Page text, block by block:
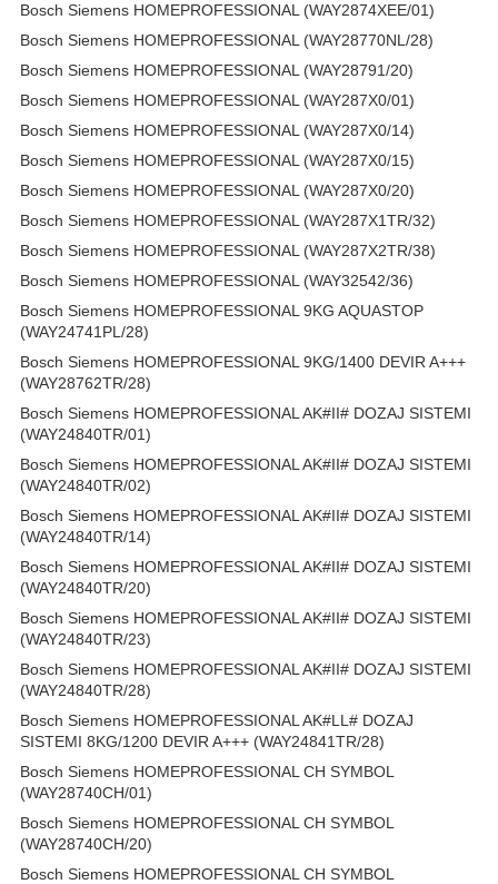
Bosch Siemens HOMEPROFESSIONAL (WAY2874XEE/01)
Bosch Siemens HOMEPROFESSIONAL (WAY28770NL/28)
Bosch Siemens HOMEPROFESSIONAL (WAY28791/20)
Bosch Siemens HOMEPROFESSIONAL (WAY287X0/01)
Bosch Siemens HOMEPROFESSIONAL (WAY287X0/14)
Bosch Siemens HOMEPROFESSIONAL (WAY287X0/15)
Bosch Siemens HOMEPROFESSIONAL (WAY287X0/20)
Bosch Siemens HOMEPROFESSIONAL (WAY287X1TR/32)
Bosch Siemens HOMEPROFESSIONAL (WAY287X2TR/38)
Bosch Siemens HOMEPROFESSIONAL (WAY32542/36)
Bosch Siemens HOMEPROFESSIONAL 9KG AQUASTOP
(WAY24741PL/28)
Bosch Siemens HOMEPROFESSIONAL 9KG/1400 DEVIR A+++
(WAY28762TR/28)
Bosch Siemens HOMEPROFESSIONAL AK#II# DOZAJ SISTEMI
(WAY24840TR/01)
Bosch Siemens HOMEPROFESSIONAL AK#II# DOZAJ SISTEMI
(WAY24840TR/02)
Bosch Siemens HOMEPROFESSIONAL AK#II# DOZAJ SISTEMI
(WAY24840TR/14)
Bosch Siemens HOMEPROFESSIONAL AK#II# DOZAJ SISTEMI
(WAY24840TR/20)
Bosch Siemens HOMEPROFESSIONAL AK#II# DOZAJ SISTEMI
(WAY24840TR/23)
Bosch Siemens HOMEPROFESSIONAL AK#II# DOZAJ SISTEMI
(WAY24840TR/28)
Bosch Siemens HOMEPROFESSIONAL AK#LL# DOZAJ
SISTEMI 8KG/1200 DEVIR A+++ (WAY24841TR/28)
Bosch Siemens HOMEPROFESSIONAL CH SYMBOL
(WAY28740CH/01)
Bosch Siemens HOMEPROFESSIONAL CH SYMBOL
(WAY28740CH/20)
Bosch Siemens HOMEPROFESSIONAL CH SYMBOL